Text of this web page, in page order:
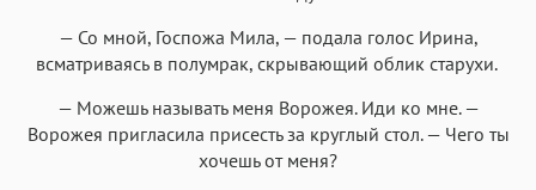
— Со мной, Госпожа Мила, — подала голос Ирина,
всматриваясь в полумрак, скрывающий облик старухи.
— Можешь называть меня Ворожея. Иди ко мне. —
Ворожея пригласила присесть за круглый стол. — Чего ты
хочешь от меня?